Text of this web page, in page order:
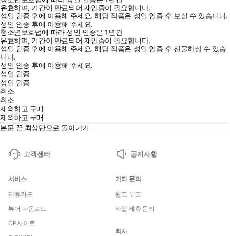
유효하며, 기간이 만료되어 재인증이 필요합니다.
성인 인증 후에 이용해 주세요.해당 작품은 성인 인증 후 보실 수 있습니다.
성인 인증 후에 이용해 주세요.
청소년보호법에 따라 성인 인증은 1년간
유효하며, 기간이 만료되어 재인증이 필요합니다.
성인 인증 후에 이용해 주세요.해당 작품은 성인 인증 후 선물하실 수 있습
니다.
성인 인증 후에 이용해 주세요.
성인 인증
성인 인증
취소
취소
제외하고 구매
제외하고 구매
본문 끝 최상단으로 돌아가기
고객센터 공지사항
서비스
제휴카드
뷰어 다운로드
CP사이트
기타 문의
원고 투고
사업 제휴 문의
회사